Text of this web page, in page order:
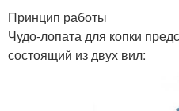
Принцип работы
Чудо-лопата для копки
состоящий из двух вил: